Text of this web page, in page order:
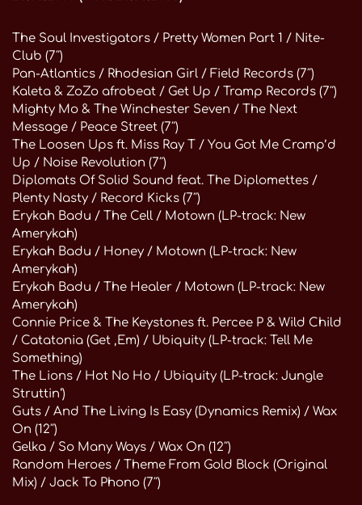
The Soul Investigators / Pretty Women Part 1 / Nite-
Club (7″)
Pan-Atlantics / Rhodesian Girl / Field Records (7″)
Kaleta & ZoZo afrobeat / Get Up / Tramp Records (7″)
Mighty Mo & The Winchester Seven / The Next
Message / Peace Street (7″)
The Loosen Ups ft. Miss Ray T / You Got Me Cramp’d
Up / Noise Revolution (7″)
Diplomats Of Solid Sound feat. The Diplomettes /
Plenty Nasty / Record Kicks (7″)
Erykah Badu / The Cell / Motown (LP-track: New
Amerykah)
Erykah Badu / Honey / Motown (LP-track: New
Amerykah)
Erykah Badu / The Healer / Motown (LP-track: New
Amerykah)
Connie Price & The Keystones ft. Percee P & Wild Child
/ Catatonia (Get ‚Em) / Ubiquity (LP-track: Tell Me
Something)
The Lions / Hot No Ho / Ubiquity (LP-track: Jungle
Struttin‘)
Guts / And The Living Is Easy (Dynamics Remix) / Wax
On (12″)
Gelka / So Many Ways / Wax On (12″)
Random Heroes / Theme From Gold Block (Original
Mix) / Jack To Phono (7″)